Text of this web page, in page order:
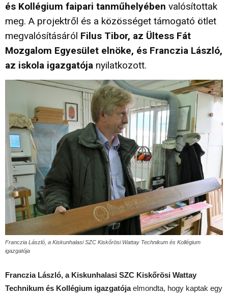
és Kollégium faipari tanműhelyében valósítottak
meg. A projektről és a közösséget támogató ötlet
megvalósításáról Filus Tibor, az Ültess Fát
Mozgalom Egyesület elnöke, és Franczia László,
az iskola igazgatója nyilatkozott.
Franczia László, a Kiskunhalasi SZC Kiskőrösi Wattay Technikum és Kollégium
igazgatója
Franczia László, a Kiskunhalasi SZC Kiskőrösi Wattay
Technikum és Kollégium igazgatójaelmondta, hogy kaptak egy